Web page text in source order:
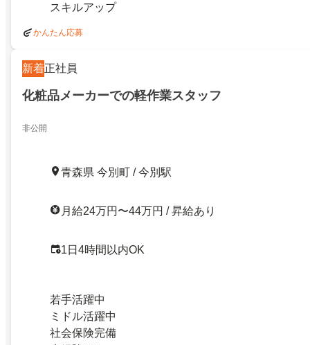
スキルアップ
かんたん応募
新着正社員
化粧品メーカーでの軽作業スタッフ
非公開
青森県 今別町 / 今別駅
月給24万円〜44万円 / 昇給あり
1日4時間以内OK
若手活躍中
ミドル活躍中
社会保険完備